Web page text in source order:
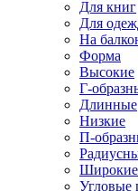
Для книг
Для
На
Форма
Высокие
Г-
Длинные
Низкие
П-
Широкие
Угловые